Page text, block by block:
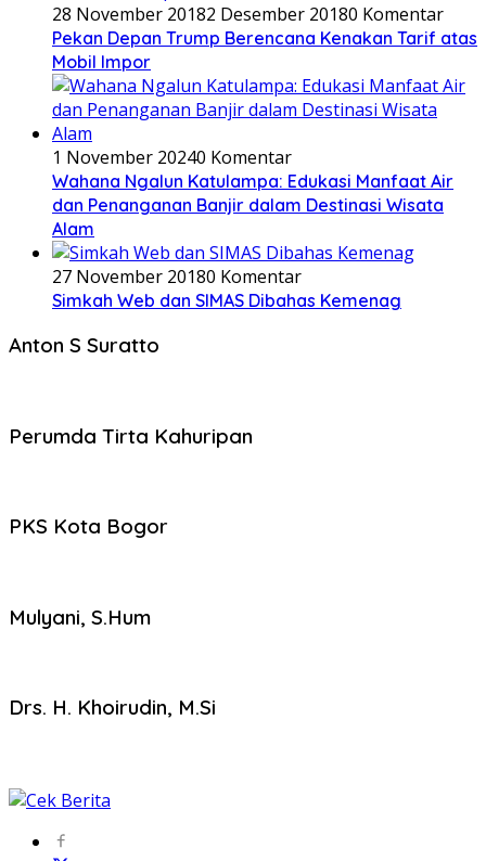
28 November 20182 Desember 20180 Komentar
Pekan Depan Trump Berencana Kenakan Tarif atas
Mobil Impor
1 November 20240 Komentar
Wahana Ngalun Katulampa: Edukasi Manfaat Air
dan Penanganan Banjir dalam Destinasi Wisata
Alam
27 November 20180 Komentar
Simkah Web dan SIMAS Dibahas Kemenag
Anton S Suratto
Perumda Tirta Kahuripan
PKS Kota Bogor
Mulyani, S.Hum
Drs. H. Khoirudin, M.Si